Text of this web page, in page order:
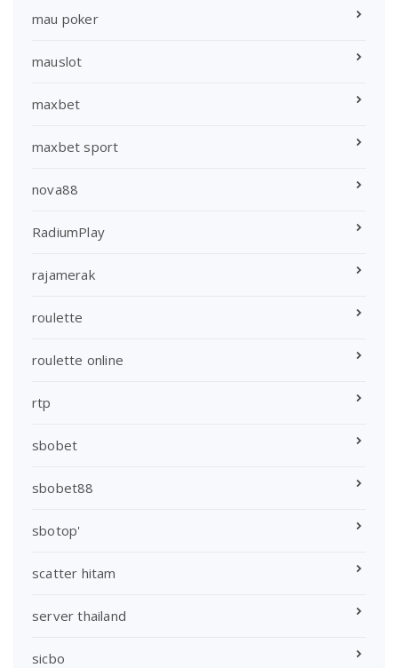
mau poker
mauslot
maxbet
maxbet sport
nova88
RadiumPlay
rajamerak
roulette
roulette online
rtp
sbobet
sbobet88
sbotop'
scatter hitam
server thailand
sicbo